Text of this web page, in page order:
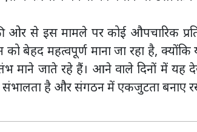
ओर से इस मामले पर कोई औपचारिक
को बेहद महत्वपूर्ण माना जा रहा है,
माने जाते रहे हैं। आने वाले दिनों में यह
है और संगठन में एकजुटता बनाए